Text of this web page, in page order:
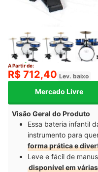
A Partir de:
R$ 712,40 Lev. baixo
Mercado Livre
Visão Geral do Produto
Essa bateria infantil
instrumento para
forma prática e
Leve e fácil de
disponível em